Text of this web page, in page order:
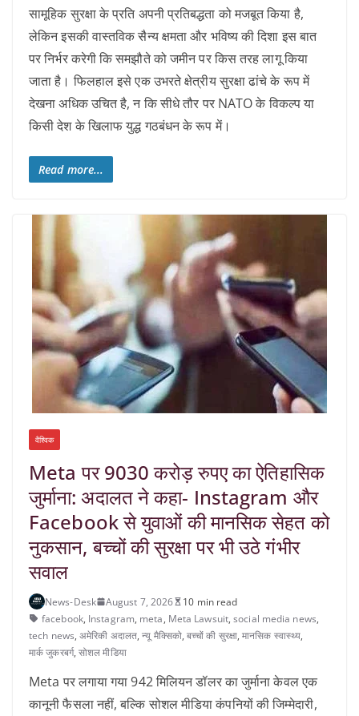
सामूहिक सुरक्षा के प्रति अपनी प्रतिबद्धता को मजबूत किया है,
लेकिन इसकी वास्तविक सैन्य क्षमता और भविष्य की दिशा इस बात
पर निर्भर करेगी कि समझौते को जमीन पर किस तरह लागू किया
जाता है। फिलहाल इसे एक उभरते क्षेत्रीय सुरक्षा ढांचे के रूप में
देखना अधिक उचित है, न कि सीधे तौर पर NATO के विकल्प या
किसी देश के खिलाफ युद्ध गठबंधन के रूप में।
Read more...
वैश्विक
Meta पर 9030 करोड़ रुपए का ऐतिहासिक
जुर्माना: अदालत ने कहा- Instagram और
Facebook से युवाओं की मानसिक सेहत को
नुकसान, बच्चों की सुरक्षा पर भी उठे गंभीर
सवाल
News-Desk August 7, 2026
10 min read
facebook, Instagram, meta, Meta Lawsuit,social media news,
tech news,अमेरिकी अदालत,न्यू मैक्सिको,बच्‍चों की सुरक्षा,मानसिक स्वास्थ्य,
मार्क जुकरबर्ग,सोशल मीडिया
Meta पर लगाया गया 942 मिलियन डॉलर का जुर्माना केवल एक
कानूनी फैसला नहीं, बल्कि सोशल मीडिया कंपनियों की जिम्मेदारी,